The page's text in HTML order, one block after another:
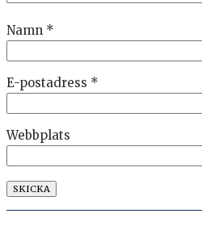
Namn *
E-postadress *
Webbplats